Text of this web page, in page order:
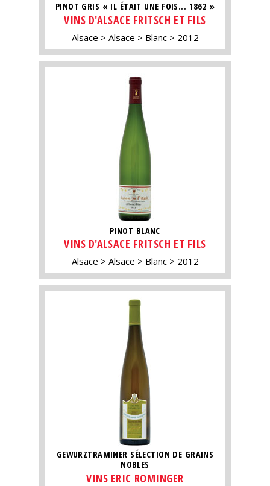
PINOT GRIS « IL ÉTAIT UNE FOIS... 1862 »
VINS D'ALSACE FRITSCH ET FILS
Alsace Alsace Blanc 2012
PINOT BLANC
VINS D'ALSACE FRITSCH ET FILS
Alsace Alsace Blanc 2012
GEWURZTRAMINER SÉLECTION DE GRAINS
NOBLES
VINS ERIC ROMINGER